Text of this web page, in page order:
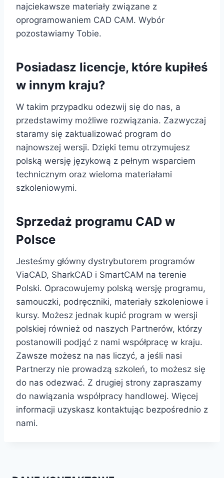
najciekawsze materiały związane z
oprogramowaniem CAD CAM. Wybór
pozostawiamy Tobie.
Posiadasz licencje, które kupiłeś
w innym kraju?
W takim przypadku odezwij się do nas, a
przedstawimy możliwe rozwiązania. Zazwyczaj
staramy się zaktualizować program do
najnowszej wersji. Dzięki temu otrzymujesz
polską wersję językową z pełnym wsparciem
technicznym oraz wieloma materiałami
szkoleniowymi.
Sprzedaż programu CAD w
Polsce
Jesteśmy główny dystrybutorem programów
ViaCAD, SharkCAD i SmartCAM na terenie
Polski. Opracowujemy polską wersję programu,
samouczki, podręczniki, materiały szkoleniowe i
kursy. Możesz jednak kupić program w wersji
polskiej również od naszych Partnerów, którzy
postanowili podjąć z nami współpracę w kraju.
Zawsze możesz na nas liczyć, a jeśli nasi
Partnerzy nie prowadzą szkoleń, to możesz się
do nas odezwać. Z drugiej strony zapraszamy
do nawiązania współpracy handlowej. Więcej
informacji uzyskasz kontaktując bezpośrednio z
nami.